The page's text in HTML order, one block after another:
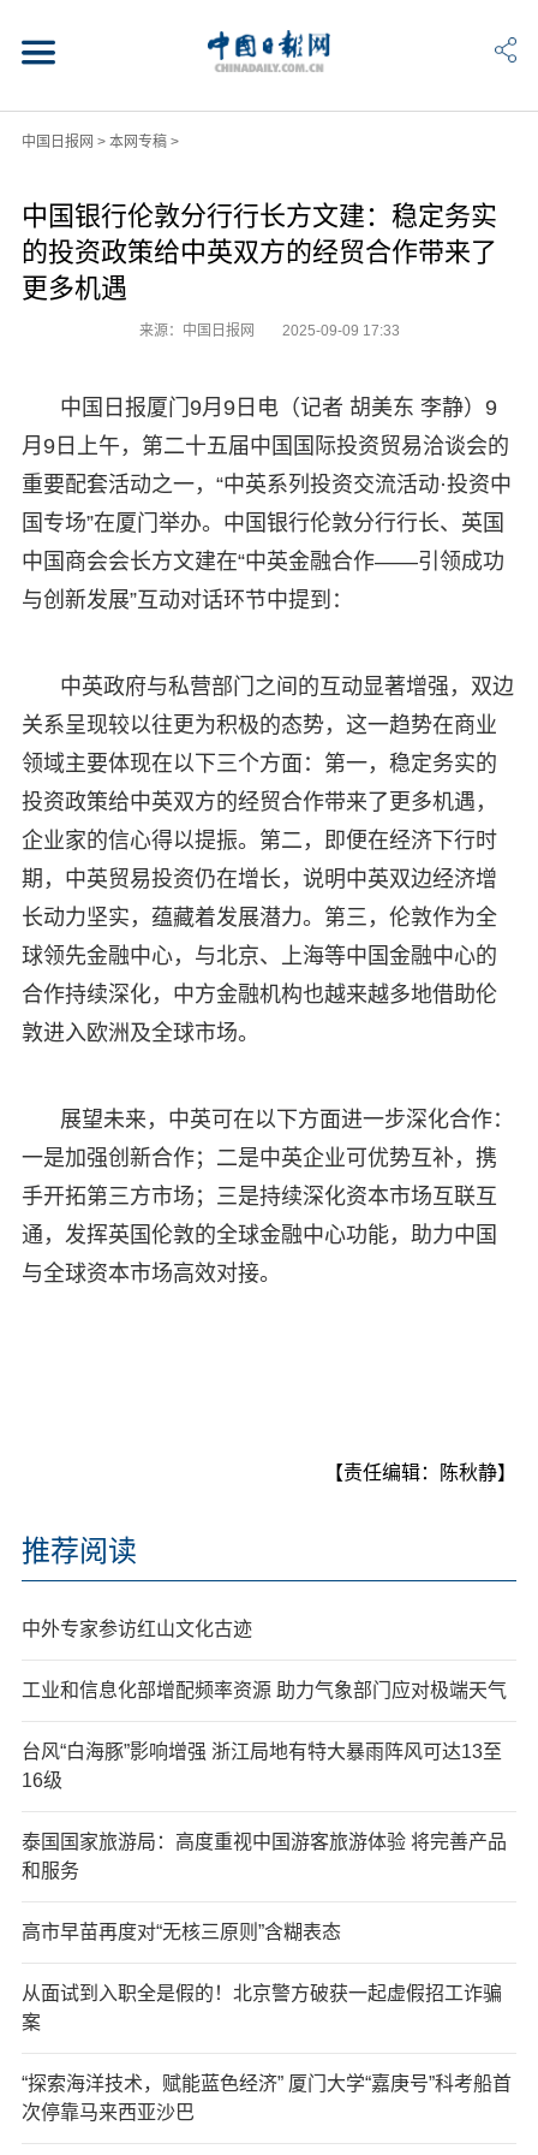
中国日报网 > 本网专稿>
中国银行伦敦分行行长方文建：稳定务实
的投资政策给中英双方的经贸合作带来了
更多机遇
来源：中国日报网 2025-09-09 17:33
中国日报厦门9月9日电（记者 胡美东 李静）9
月9日上午，第二十五届中国国际投资贸易洽谈会的
重要配套活动之一，“中英系列投资交流活动·投资中
国专场”在厦门举办。中国银行伦敦分行行长、英国
中国商会会长方文建在“中英金融合作——引领成功
与创新发展”互动对话环节中提到：
中英政府与私营部门之间的互动显著增强，双边
关系呈现较以往更为积极的态势，这一趋势在商业
领域主要体现在以下三个方面：第一，稳定务实的
投资政策给中英双方的经贸合作带来了更多机遇，
企业家的信心得以提振。第二，即便在经济下行时
期，中英贸易投资仍在增长，说明中英双边经济增
长动力坚实，蕴藏着发展潜力。第三，伦敦作为全
球领先金融中心，与北京、上海等中国金融中心的
合作持续深化，中方金融机构也越来越多地借助伦
敦进入欧洲及全球市场。
展望未来，中英可在以下方面进一步深化合作：
一是加强创新合作；二是中英企业可优势互补，携
手开拓第三方市场；三是持续深化资本市场互联互
通，发挥英国伦敦的全球金融中心功能，助力中国
与全球资本市场高效对接。
【责任编辑：陈秋静】
推荐阅读
中外专家参访红山文化古迹
工业和信息化部增配频率资源 助力气象部门应对极端天气
台风“白海豚”影响增强 浙江局地有特大暴雨阵风可达13至
16级
泰国国家旅游局：高度重视中国游客旅游体验 将完善产品
和服务
高市早苗再度对“无核三原则”含糊表态
从面试到入职全是假的！北京警方破获一起虚假招工诈骗
案
“探索海洋技术，赋能蓝色经济” 厦门大学“嘉庚号”科考船首
次停靠马来西亚沙巴